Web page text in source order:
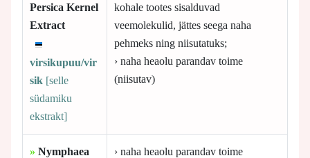
Persica Kernel
Extract
virsikupuu/vir
sik [selle
südamiku
ekstrakt]
kohale tootes sisalduvad
veemolekulid, jättes seega naha
pehmeks ning niisutatuks;
› naha heaolu parandav toime
(niisutav)
» Nymphaea
› naha heaolu parandav toime